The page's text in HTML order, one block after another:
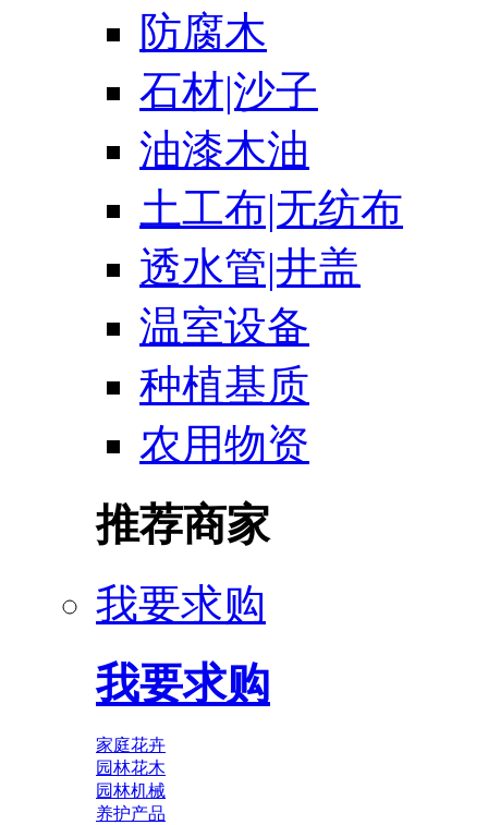
防腐木
石材|沙子
油漆木油
土工布|无纺布
透水管|井盖
温室设备
种植基质
农用物资
推荐商家
我要求购
我要求购
家庭花卉
园林花木
园林机械
养护产品